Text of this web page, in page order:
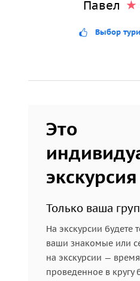
Павел
Выбор
Это
экскурсия
Только ваша
На экскурсии будете
ваши знакомые или
на экскурсии —
проведенное в кругу